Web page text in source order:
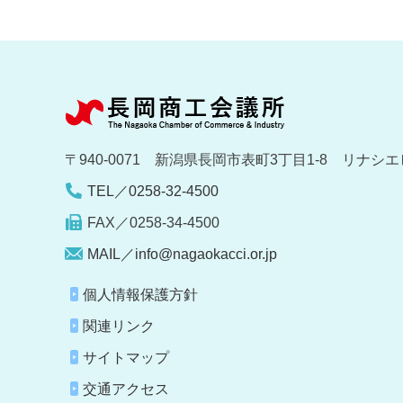
〒940-0071 新潟県長岡市表町3丁目1-8 リナシエ
TEL／0258-32-4500
FAX／0258-34-4500
MAIL／info@nagaokacci.or.jp
個人情報保護方針
関連リンク
サイトマップ
交通アクセス